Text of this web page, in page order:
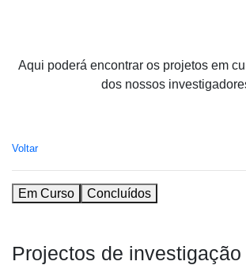
Aqui poderá encontrar os projetos em
dos nossos
Voltar
Em Curso Concluídos
Projectos de investigação